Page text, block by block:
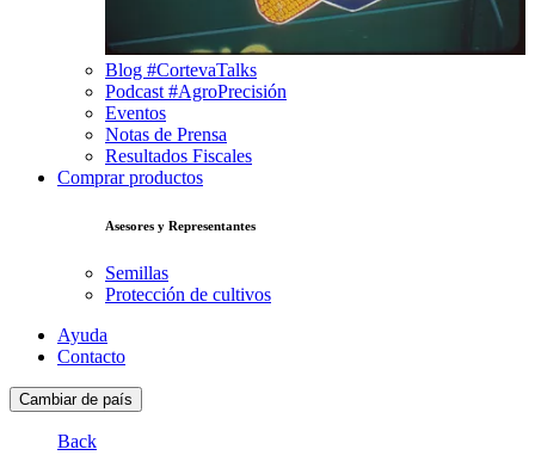
Blog #CortevaTalks
Podcast #AgroPrecisión
Eventos
Notas de Prensa
Resultados Fiscales
Comprar productos
Asesores y Representantes
Semillas
Protección de cultivos
Ayuda
Contacto
Cambiar de país
Back